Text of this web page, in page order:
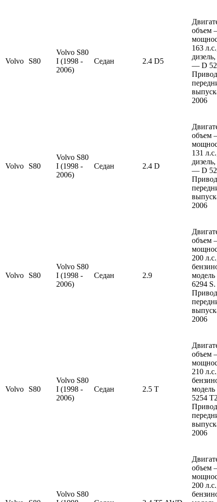
Volvo S80
Volvo S80
I (1998 -
2006)
Седан 2.4 D5
объем
163
— D
2006
Volvo S80
Volvo S80
I (1998 -
2006)
Седан 2.4 D
объем
131
— D
2006
Volvo S80
Volvo S80
I (1998 -
2006)
Седан 2.9
объем
200
6294 S.
2006
Volvo S80
Volvo S80
I (1998 -
2006)
Седан 2.5 T
объем
210
5254
2006
Volvo S80
объем
200